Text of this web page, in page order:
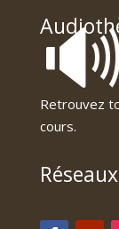
Retrouvez
cours.